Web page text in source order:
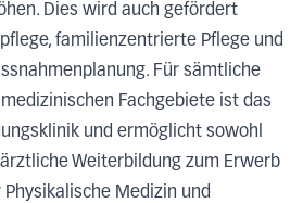
Dies wird auch gefördert
familienzentrierte Pflege und
Für sämtliche
Fachgebiete ist das
und ermöglicht sowohl
Weiterbildung zum Erwerb
Medizin und